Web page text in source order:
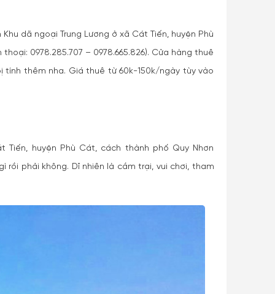
dã ngoại Trung Lương ở xã Cát Tiến, huyện Phù
0978.285.707 – 0978.665.826). Cửa hàng thuê
thêm nha. Giá thuê từ 60k-150k/ngày tùy vào
huyện Phù Cát, cách thành phố Quy Nhơn
phải không. Dĩ nhiên là cắm trại, vui chơi, tham